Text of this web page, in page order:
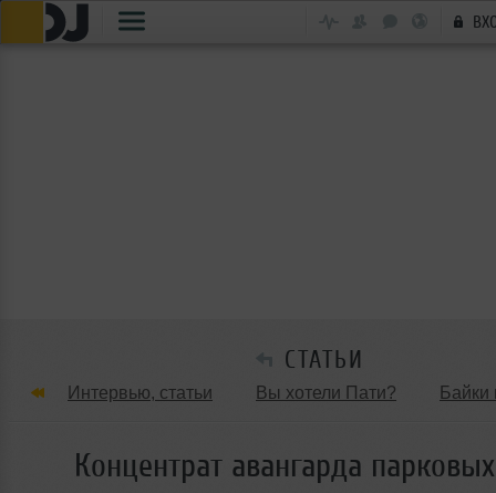
СТАТЬИ
Интервью, статьи Вы хотели Пати? Байки
Танцевальные стили
Концентрат авангарда